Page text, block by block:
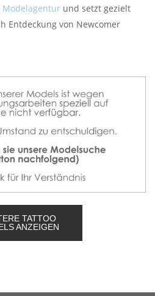
Modelagentur und setzt gezielt
Entdeckung von Newcomer
TATTOO
ANZEIGEN